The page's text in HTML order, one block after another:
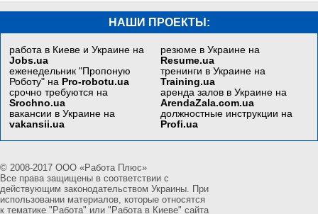
НАШИ ПРОЕКТЫ:
работа в Киеве и Украине на
Jobs.ua
еженедельник "Пропоную
Роботу" на Pro-robotu.ua
срочно требуются на
Srochno.ua
вакансии в Украине на
vakansii.ua
резюме в Украине на
Resume.ua
тренинги в Украине на
Training.ua
аренда залов в Украине на
ArendaZala.com.ua
должностные инструкции на
Profi.ua
© 2008-2017 ООО «Работа Плюс»
Все права защищены в соответствии с
действующим законодательством Украины. При
использовании материалов, которые относятся
к тематике "Работа" или "Работа в Киеве" сайта